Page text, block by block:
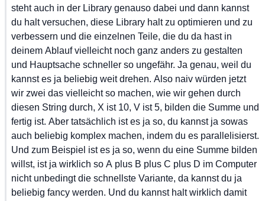
steht auch in der Library genauso dabei und dann kannst
du halt versuchen, diese Library halt zu optimieren und zu
verbessern und die einzelnen Teile, die du da hast in
deinem Ablauf vielleicht noch ganz anders zu gestalten
und Hauptsache schneller so ungefähr. Ja genau, weil du
kannst es ja beliebig weit drehen. Also naiv würden jetzt
wir zwei das vielleicht so machen, wie wir gehen durch
diesen String durch, X ist 10, V ist 5, bilden die Summe und
fertig ist. Aber tatsächlich ist es ja so, du kannst ja sowas
auch beliebig komplex machen, indem du es parallelisierst.
Und zum Beispiel ist es ja so, wenn du eine Summe bilden
willst, ist ja wirklich so A plus B plus C plus D im Computer
nicht unbedingt die schnellste Variante, da kannst du ja
beliebig fancy werden. Und du kannst halt wirklich damit